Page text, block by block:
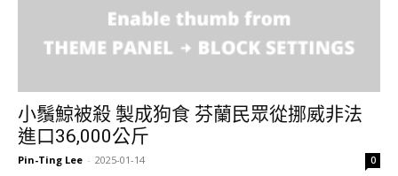
小鬚鯨被殺 製成狗食 芬蘭民眾從挪威非法
進口36,000公斤
Pin-Ting Lee - 2025-01-14 0